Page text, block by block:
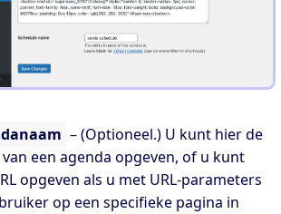
– (Optioneel.) U kunt hier de
een agenda opgeven, of u kunt
opgeven als u met URL-parameters
op een specifieke pagina in